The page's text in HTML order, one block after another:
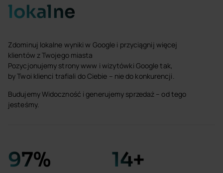
lokalne
Zdominuj lokalne wyniki w Google i przyciągnij więcej
klientów z Twojego miasta
Pozycjonujemy strony www i wizytówki Google tak,
by Twoi klienci trafiali do Ciebie – nie do konkurencji.
Budujemy Widoczność i generujemy sprzedaż – od tego
jesteśmy.
97% 14+